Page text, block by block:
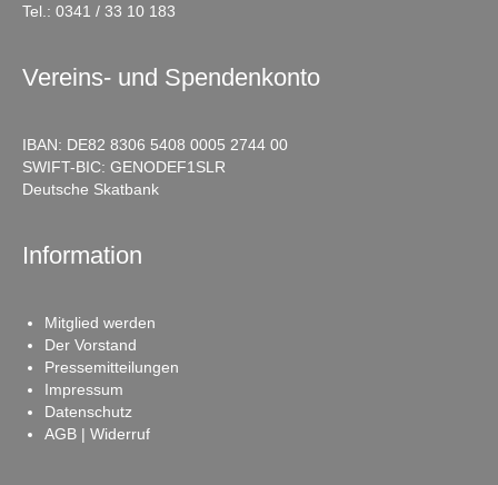
Tel.: 0341 / 33 10 183
Vereins- und Spendenkonto
IBAN: DE82 8306 5408 0005 2744 00
SWIFT-BIC: GENODEF1SLR
Deutsche Skatbank
Information
Mitglied werden
Der Vorstand
Pressemitteilungen
Impressum
Datenschutz
AGB | Widerruf